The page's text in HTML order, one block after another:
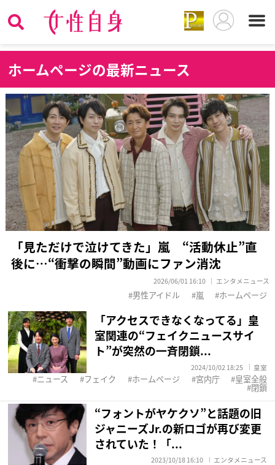
ホームページの最新ニュース
「見ただけで泣けてきた」嵐 “活動休止”直
後に…“衝撃の瞬間”動画にファン消沈
2026/06/01 16:10 エンタメニュース
男性アイドル 嵐 ホームページ
「アクセスできなくなってる」皇
室関連の“フェイクニュースサイ
ト”が突然の一斉閉鎖...
2024/10/02 18:25 皇室
ニュース フェイク ホームページ 宮内庁 皇室全般
閉鎖
“フォントがヤケクソ”と話題の旧
ジャニーズJr.の新ロゴが再び変更
されていた！「...
2023/10/18 16:10 エンタメニュース